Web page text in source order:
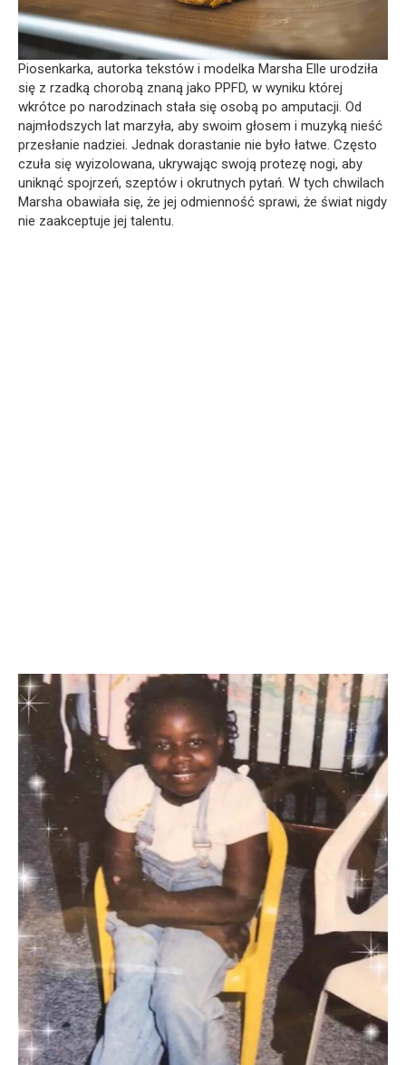
Piosenkarka, autorka tekstów i modelka Marsha Elle urodziła
się z rzadką chorobą znaną jako PPFD, w wyniku której
wkrótce po narodzinach stała się osobą po amputacji. Od
najmłodszych lat marzyła, aby swoim głosem i muzyką nieść
przesłanie nadziei. Jednak dorastanie nie było łatwe. Często
czuła się wyizolowana, ukrywając swoją protezę nogi, aby
uniknąć spojrzeń, szeptów i okrutnych pytań. W tych chwilach
Marsha obawiała się, że jej odmienność sprawi, że świat nigdy
nie zaakceptuje jej talentu.